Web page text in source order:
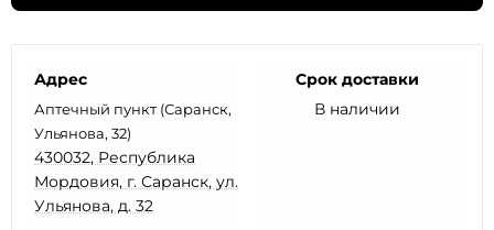
Адрес
Аптечный пункт (Саранск,
Ульянова, 32)
430032, Республика
Мордовия, г. Саранск, ул.
Ульянова, д. 32
Срок доставки
В наличии